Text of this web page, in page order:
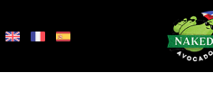
al
contenido